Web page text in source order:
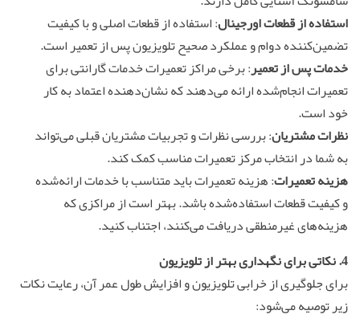
استفاده از قطعات اورجینال: استفاده از قطعات اصلی و با کیفیت
تضمین‌کننده دوام و عملکرد صحیح تلویزیون پس از تعمیر است.
خدمات پس از تعمیر: برخی مراکز تعمیرات خدمات گارانتی برای
تعمیرات انجام‌شده ارائه می‌دهند که نشان‌دهنده اعتماد به کار
خود است.
نظرات مشتریان: بررسی نظرات و تجربیات مشتریان قبلی می‌تواند
به شما در انتخاب مرکز تعمیرات مناسب کمک کند.
هزینه تعمیرات: هزینه تعمیرات باید متناسب با خدمات ارائه‌شده
و کیفیت قطعات استفاده‌شده باشد. بهتر است از مراکزی که
هزینه‌های غیرمنطقی دریافت می‌کنند، اجتناب کنید.
4. نکاتی برای نگهداری بهتر از تلویزیون
برای جلوگیری از خرابی تلویزیون و افزایش طول عمر آن، رعایت نکات
زیر توصیه می‌شود: